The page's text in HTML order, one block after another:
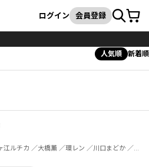
検索
ログイン 会員登録カート
人気順 新着順